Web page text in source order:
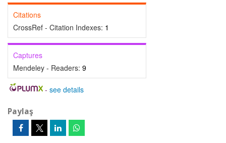
Citations
CrossRef - Citation Indexes: 1
Captures
Mendeley - Readers: 9
- see details
Paylaş